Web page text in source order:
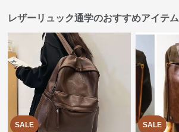
レザーリュック通学のおすすめアイテム
SALE SALE